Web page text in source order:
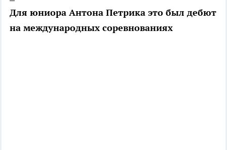
Для юниора Антона Петрика это был дебют
на международных соревнованиях